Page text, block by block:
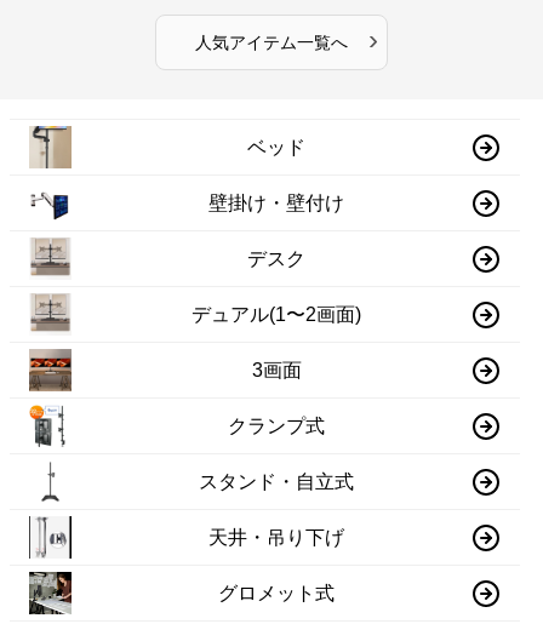
人気アイテム一覧へ ›
ベッド
壁掛け・壁付け
デスク
デュアル(1〜2画面)
3画面
クランプ式
スタンド・自立式
天井・吊り下げ
グロメット式